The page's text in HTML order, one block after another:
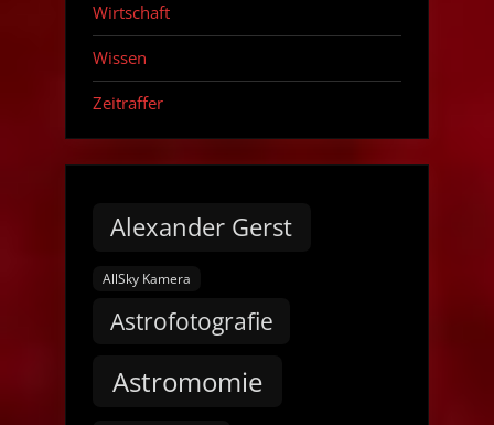
Wirtschaft
Wissen
Zeitraffer
Alexander Gerst
AllSky Kamera
Astrofotografie
Astromomie